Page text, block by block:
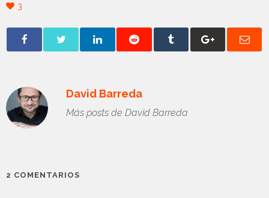
3
David Barreda
Más posts de David Barreda
2 COMENTARIOS